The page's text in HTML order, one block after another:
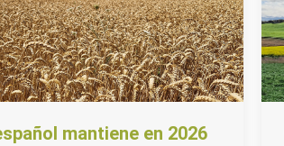
mantiene en 2026